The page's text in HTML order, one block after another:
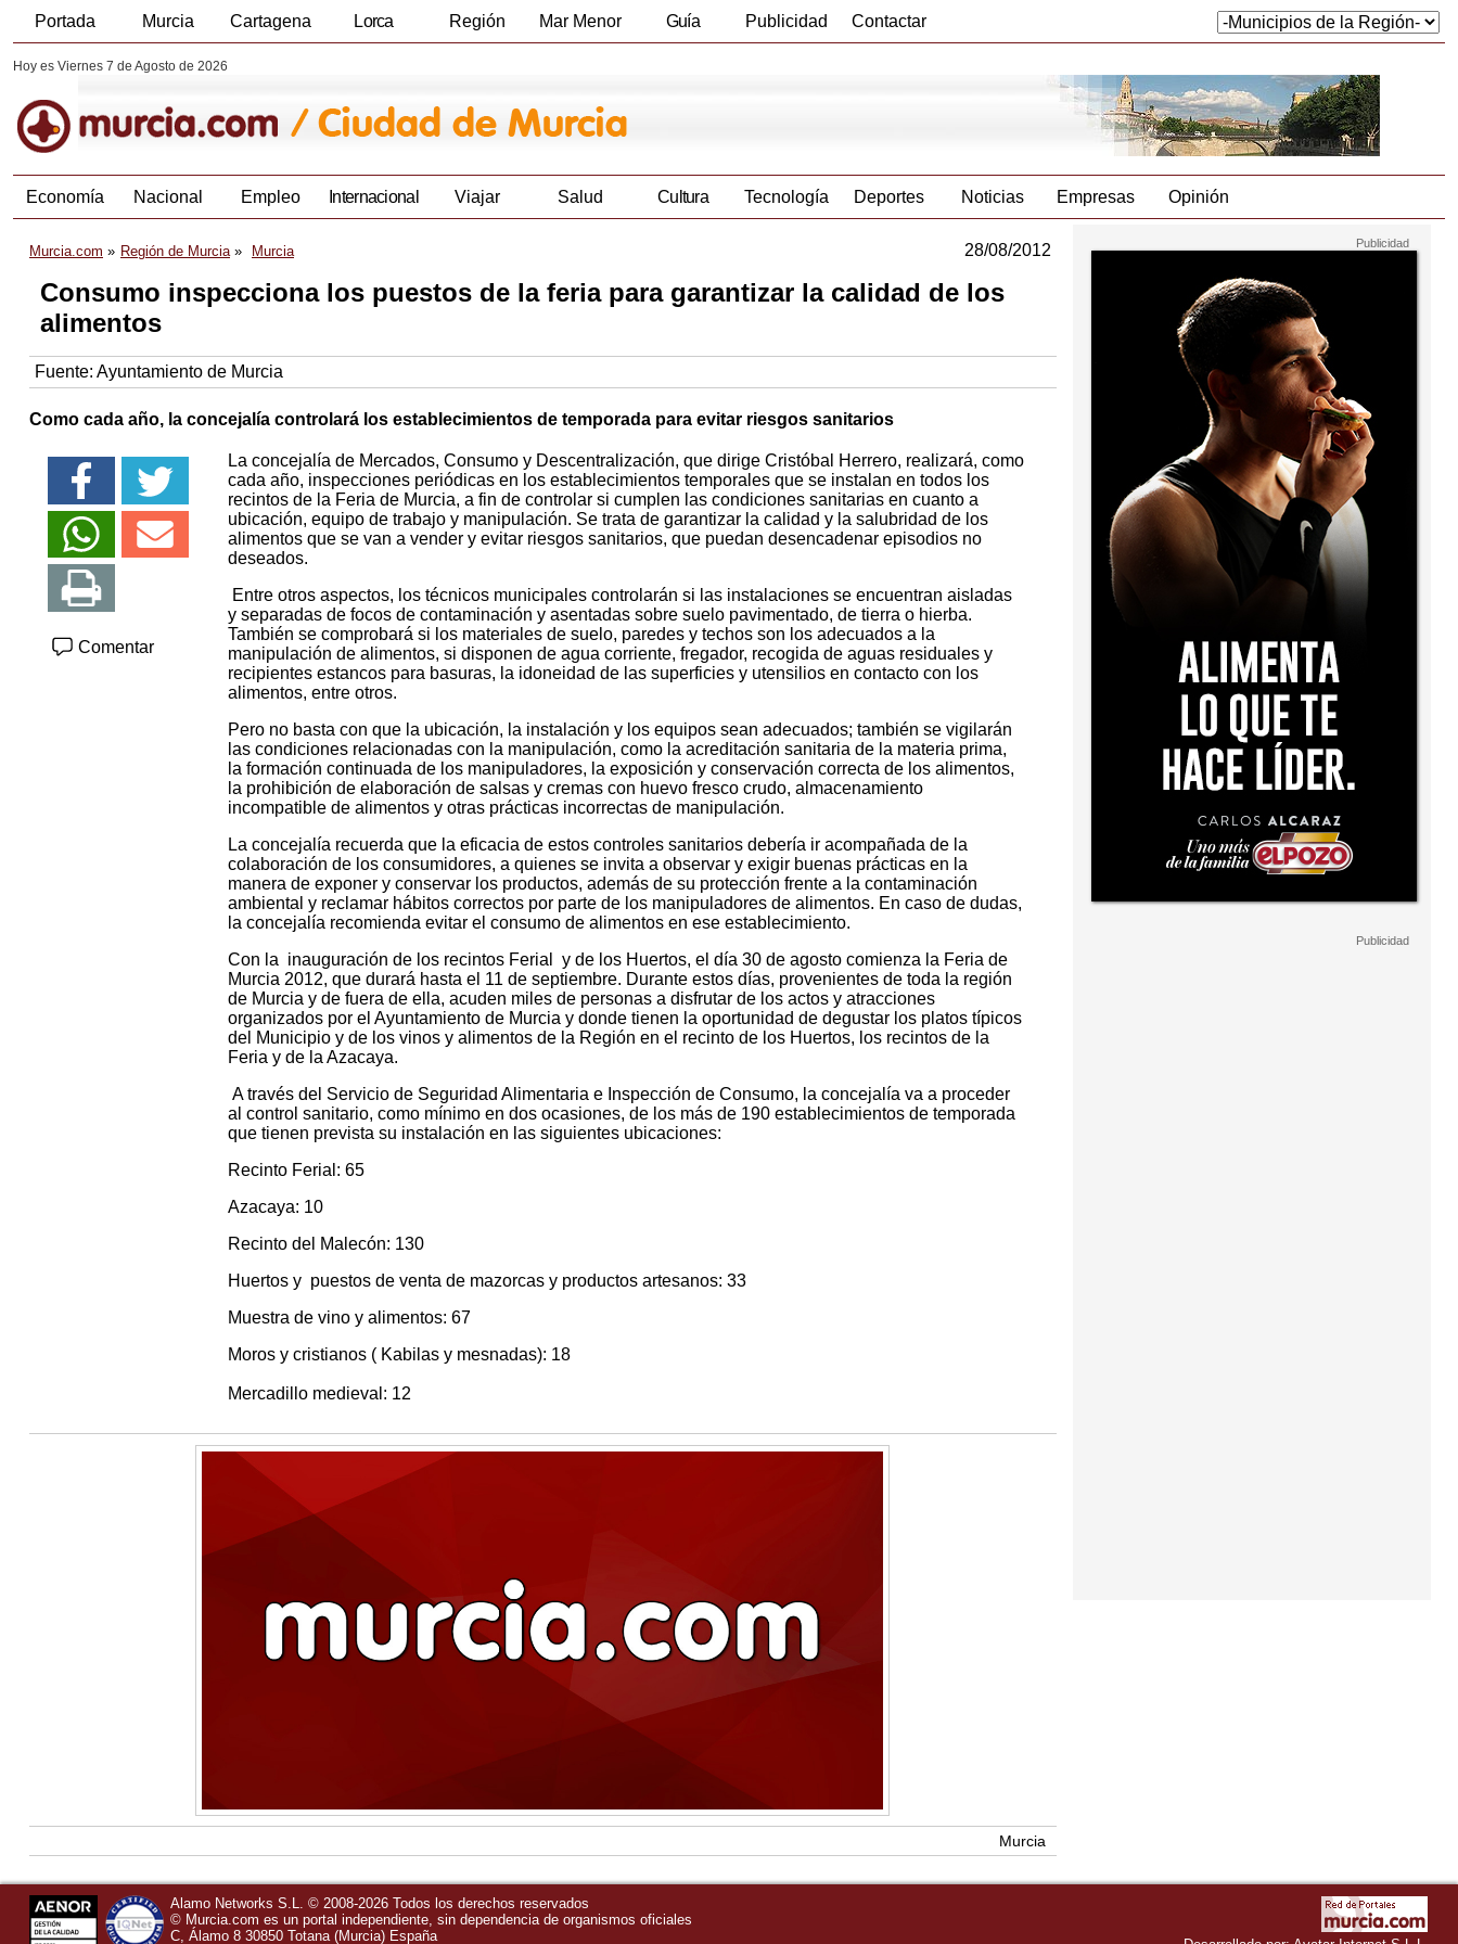
Portada Murcia Cartagena Lorca Región Mar Menor Guía Publicidad Contactar
Hoy es Viernes 7 de Agosto de 2026
Economía Nacional Empleo Internacional Viajar Salud Cultura Tecnología Deportes Noticias Empresas Opinión
Murcia.com Región de Murcia Murcia 28/08/2012
Consumo inspecciona los puestos de la feria para garantizar la calidad de los
alimentos
Fuente: Ayuntamiento de Murcia
Como cada año, la concejalía controlará los establecimientos de temporada para evitar riesgos sanitarios
Comentar
La concejalía de Mercados, Consumo y Descentralización, que dirige Cristóbal Herrero, realizará, como
cada año, inspecciones periódicas en los establecimientos temporales que se instalan en todos los
recintos de la Feria de Murcia, a fin de controlar si cumplen las condiciones sanitarias en cuanto a
ubicación, equipo de trabajo y manipulación. Se trata de garantizar la calidad y la salubridad de los
alimentos que se van a vender y evitar riesgos sanitarios, que puedan desencadenar episodios no
deseados.
Entre otros aspectos, los técnicos municipales controlarán si las instalaciones se encuentran aisladas
y separadas de focos de contaminación y asentadas sobre suelo pavimentado, de tierra o hierba.
También se comprobará si los materiales de suelo, paredes y techos son los adecuados a la
manipulación de alimentos, si disponen de agua corriente, fregador, recogida de aguas residuales y
recipientes estancos para basuras, la idoneidad de las superficies y utensilios en contacto con los
alimentos, entre otros.
Pero no basta con que la ubicación, la instalación y los equipos sean adecuados; también se vigilarán
las condiciones relacionadas con la manipulación, como la acreditación sanitaria de la materia prima,
la formación continuada de los manipuladores, la exposición y conservación correcta de los alimentos,
la prohibición de elaboración de salsas y cremas con huevo fresco crudo, almacenamiento
incompatible de alimentos y otras prácticas incorrectas de manipulación.
La concejalía recuerda que la eficacia de estos controles sanitarios debería ir acompañada de la
colaboración de los consumidores, a quienes se invita a observar y exigir buenas prácticas en la
manera de exponer y conservar los productos, además de su protección frente a la contaminación
ambiental y reclamar hábitos correctos por parte de los manipuladores de alimentos. En caso de dudas,
la concejalía recomienda evitar el consumo de alimentos en ese establecimiento.
Con la inauguración de los recintos Ferial y de los Huertos, el día 30 de agosto comienza la Feria de
Murcia 2012, que durará hasta el 11 de septiembre. Durante estos días, provenientes de toda la región
de Murcia y de fuera de ella, acuden miles de personas a disfrutar de los actos y atracciones
organizados por el Ayuntamiento de Murcia y donde tienen la oportunidad de degustar los platos típicos
del Municipio y de los vinos y alimentos de la Región en el recinto de los Huertos, los recintos de la
Feria y de la Azacaya.
A través del Servicio de Seguridad Alimentaria e Inspección de Consumo, la concejalía va a proceder
al control sanitario, como mínimo en dos ocasiones, de los más de 190 establecimientos de temporada
que tienen prevista su instalación en las siguientes ubicaciones:
Recinto Ferial: 65
Azacaya: 10
Recinto del Malecón: 130
Huertos y puestos de venta de mazorcas y productos artesanos: 33
Muestra de vino y alimentos: 67
Moros y cristianos ( Kabilas y mesnadas): 18
Mercadillo medieval: 12
Murcia
Alamo Networks S.L. © 2008-2026 Todos los derechos reservados
© Murcia.com es un portal independiente, sin dependencia de organismos oficiales
C, Álamo 8 30850 Totana (Murcia) España